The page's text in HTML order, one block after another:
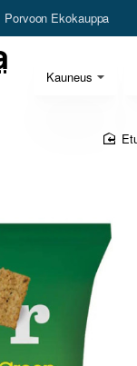
Porvoon Ekokauppa
Kauneus